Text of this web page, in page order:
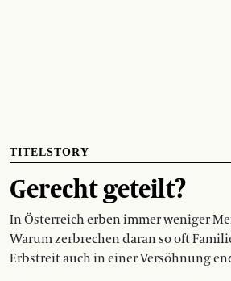
TITELSTORY
Gerecht geteilt?
In Österreich erben immer weniger
Warum zerbrechen daran so oft
Erbstreit auch in einer Versöhnung